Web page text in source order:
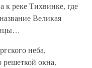
к реке Тихвинке, где
Великая
неба,
решеткой окна,